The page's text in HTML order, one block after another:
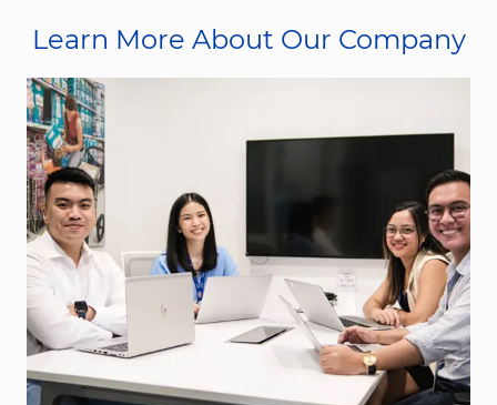
Learn More About Our Company